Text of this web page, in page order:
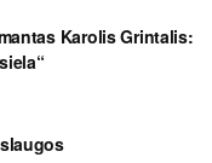
Karolis Grintalis: